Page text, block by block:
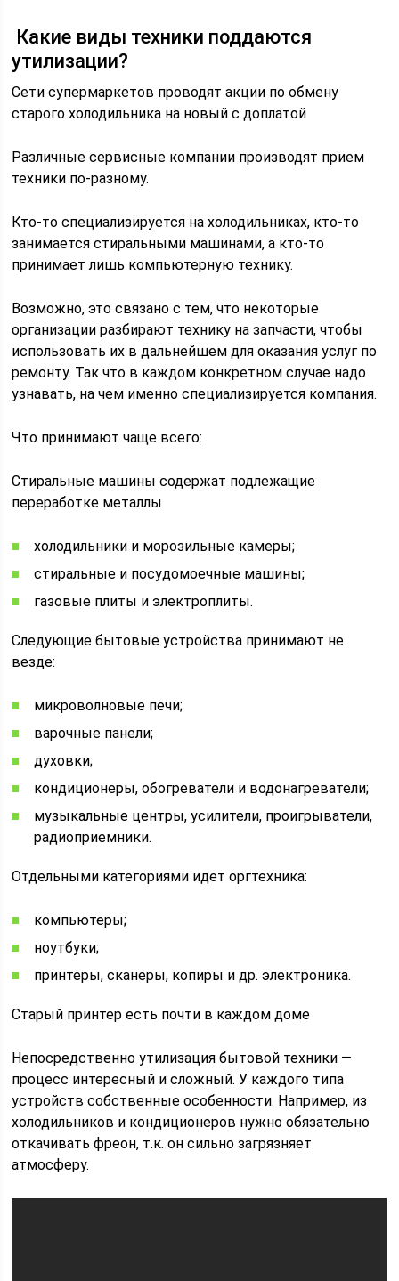
Какие виды техники поддаются
утилизации?
Сети супермаркетов проводят акции по обмену
старого холодильника на новый с доплатой
Различные сервисные компании производят прием
техники по-разному.
Кто-то специализируется на холодильниках, кто-то
занимается стиральными машинами, а кто-то
принимает лишь компьютерную технику.
Возможно, это связано с тем, что некоторые
организации разбирают технику на запчасти, чтобы
использовать их в дальнейшем для оказания услуг по
ремонту. Так что в каждом конкретном случае надо
узнавать, на чем именно специализируется компания.
Что принимают чаще всего:
Стиральные машины содержат подлежащие
переработке металлы
холодильники и морозильные камеры;
стиральные и посудомоечные машины;
газовые плиты и электроплиты.
Следующие бытовые устройства принимают не
везде:
микроволновые печи;
варочные панели;
духовки;
кондиционеры, обогреватели и водонагреватели;
музыкальные центры, усилители, проигрыватели,
радиоприемники.
Отдельными категориями идет оргтехника:
компьютеры;
ноутбуки;
принтеры, сканеры, копиры и др. электроника.
Старый принтер есть почти в каждом доме
Непосредственно утилизация бытовой техники —
процесс интересный и сложный. У каждого типа
устройств собственные особенности. Например, из
холодильников и кондиционеров нужно обязательно
откачивать фреон, т.к. он сильно загрязняет
атмосферу.